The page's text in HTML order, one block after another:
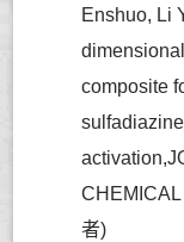
Enshuo, Li
composite
者)